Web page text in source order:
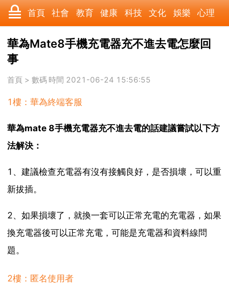
首頁 社會 教育 健康 科技 文化 娛樂 心理
數碼 汽車 遊戲 美食 時尚 家居 財經 旅遊
華為Mate8手機充電器充不進去電怎麼回
事
首頁 > 數碼 時間 2021-06-24 15:56:55
1樓：華為終端客服
華為mate 8手機充電器充不進去電的話建議嘗試以下方
法解決：
1、建議檢查充電器有沒有接觸良好，是否損壞，可以重
新拔插。
2、如果損壞了，就換一套可以正常充電的充電器，如果
換充電器後可以正常充電，可能是充電器和資料線問
題。
2樓：匿名使用者